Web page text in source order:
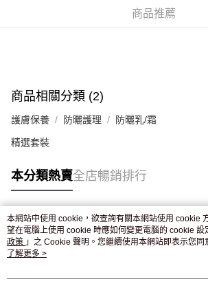
付款後門市自取，訂單確認後2-4個工作天到店
商品推薦
商品相關分類 (2)
護膚保養 防曬護理 防曬乳/霜
精選套裝
本分類熱賣全店暢銷排行
熱門標籤
熱銷排行
本網站中使用 cookie，欲查詢有關本網站使用 cookie
望在電腦上使用 cookie 時應如何變更電腦的 cookie 設
政策 」之 Cookie 聲明。您繼續使用本網站即表示您
條款之 Cookie 聲明使用 cookie。
了解更多 >